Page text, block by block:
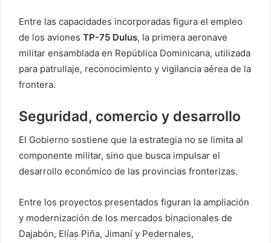
Entre las capacidades incorporadas figura el empleo
de los aviones TP-75 Dulus, la primera aeronave
militar ensamblada en República Dominicana, utilizada
para patrullaje, reconocimiento y vigilancia aérea de la
frontera.
Seguridad, comercio y desarrollo
El Gobierno sostiene que la estrategia no se limita al
componente militar, sino que busca impulsar el
desarrollo económico de las provincias fronterizas.
Entre los proyectos presentados figuran la ampliación
y modernización de los mercados binacionales de
Dajabón, Elías Piña, Jimaní y Pedernales,